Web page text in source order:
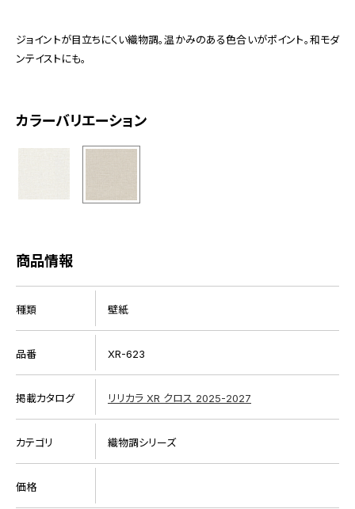
ジョイントが目立ちにくい織物調。温かみのある色合いがポイント。和モダ
ンテイストにも。
カラーバリエーション
商品情報
種類 壁紙
品番 XR-623
掲載カタログ リリカラ XR クロス 2025-2027
カテゴリ 織物調シリーズ
価格